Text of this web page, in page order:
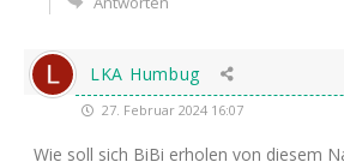
LKA Humbug
27. Februar 2024 16:07
Wie soll sich BiBi erho­len von die­sem